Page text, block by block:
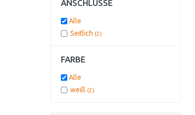
ANSCHLÜSSE
Alle
Seitlich (2)
FARBE
Alle
weiß (2)